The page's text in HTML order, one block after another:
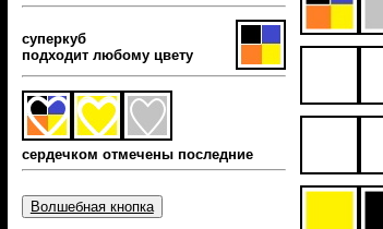
суперкуб
подходит любому цвету
сердечком отмечены последние
Волшебная кнопка